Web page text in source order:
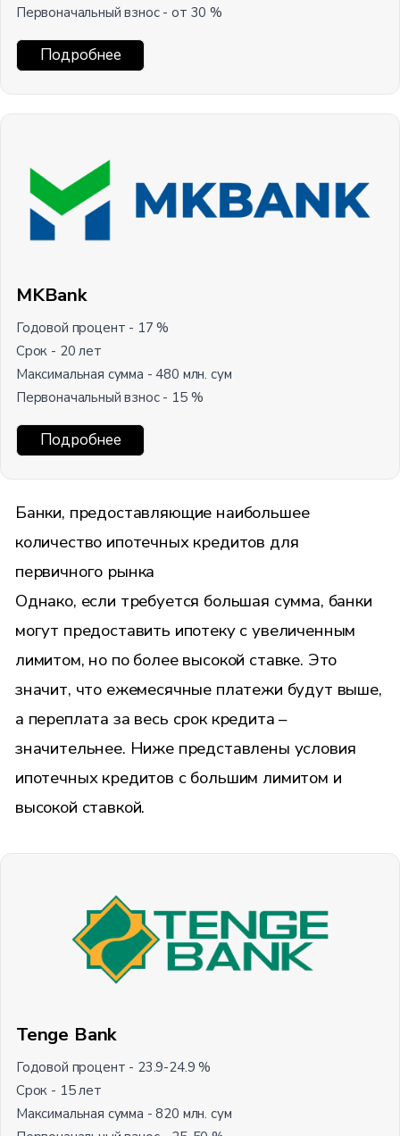
Первоначальный взнос - от 30 %
Подробнее
MKBank
Годовой процент - 17 %
Срок - 20 лет
Максимальная сумма - 480 млн. сум
Первоначальный взнос - 15 %
Подробнее
Банки, предоставляющие наибольшее
количество ипотечных кредитов для
первичного рынка
Однако, если требуется большая сумма, банки
могут предоставить ипотеку с увеличенным
лимитом, но по более высокой ставке. Это
значит, что ежемесячные платежи будут выше,
а переплата за весь срок кредита –
значительнее. Ниже представлены условия
ипотечных кредитов с большим лимитом и
высокой ставкой.
Tenge Bank
Годовой процент - 23.9-24.9 %
Срок - 15 лет
Максимальная сумма - 820 млн. сум